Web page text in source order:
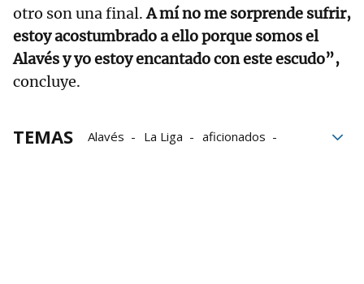
otro son una final.A mí no me sorprende sufrir,
estoy acostumbrado a ello porque somos el
Alavés y yo estoy encantado con este escudo”,
concluye.
TEMAS Alavés La Liga
aficionados